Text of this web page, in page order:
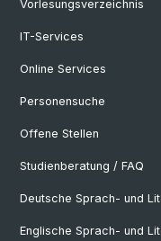
Vorlesungsverzeichnis
IT-Services
Online Services
Personensuche
Offene Stellen
Studienberatung / FAQ
Deutsche Sprach- und
Englische Sprach- und